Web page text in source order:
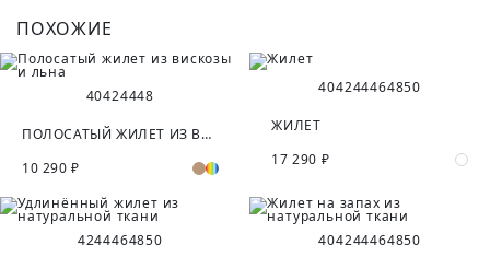
ПОХОЖИЕ
40424448
ПОЛОСАТЫЙ ЖИЛЕТ ИЗ ВИСКОЗЫ И ЛЬНА
10 290 ₽
404244464850
ЖИЛЕТ
17 290 ₽
4244464850 404244464850